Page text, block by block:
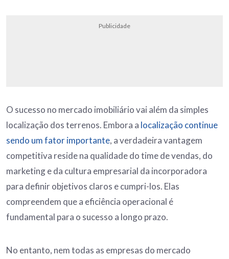
Publicidade
O sucesso no mercado imobiliário vai além da simples
localização dos terrenos. Embora a localização continue
sendo um fator importante, a verdadeira vantagem
competitiva reside na qualidade do time de vendas, do
marketing e da cultura empresarial da incorporadora
para definir objetivos claros e cumpri-los. Elas
compreendem que a eficiência operacional é
fundamental para o sucesso a longo prazo.
No entanto, nem todas as empresas do mercado